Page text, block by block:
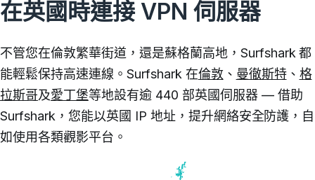
在英國時連接 VPN 伺服器
不管您在倫敦繁華街道，還是蘇格蘭高地，Surfshark 都
能輕鬆保持高速連線。Surfshark 在倫敦、 曼徹斯特、 格
拉斯哥及愛丁堡等地設有逾 440 部英國伺服器 — 借助
Surfshark，您能以英國 IP 地址，提升網絡安全防護，自
如使用各類觀影平台。